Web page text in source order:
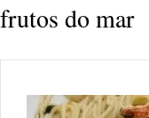
frutos do mar